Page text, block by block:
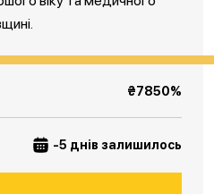
₴7850%
-5 днів залишилось